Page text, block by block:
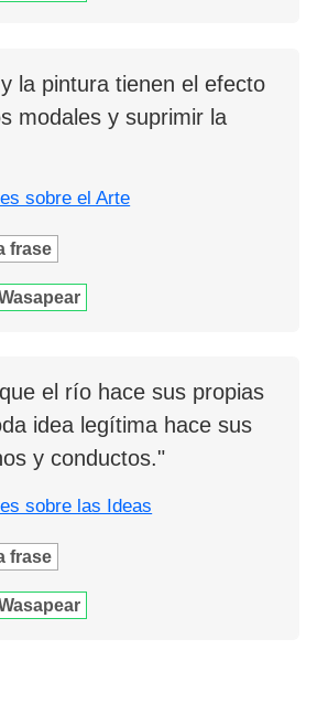
la pintura tienen el efecto
modales y suprimir la
sobre el Arte
frase
el río hace sus propias
idea legítima hace sus
y conductos."
sobre las Ideas
frase